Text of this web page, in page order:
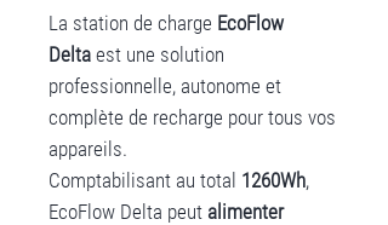
La station de charge EcoFlow
Delta est une solution
professionnelle, autonome et
complète de recharge pour tous vos
appareils.
Comptabilisant au total 1260Wh,
EcoFlow Delta peut alimenter